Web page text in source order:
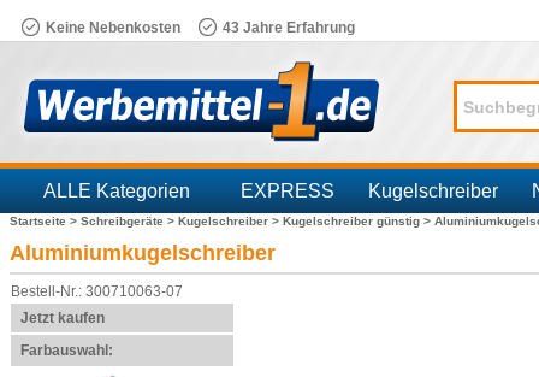
Keine Nebenkosten 43 Jahre Erfahrung
ALLE Kategorien EXPRESS Kugelschreiber
Branchen
Startseite > Schreibgeräte > Kugelschreiber > Kugelschreiber günstig >
Aluminiumkugelschreiber
Bestell-Nr.: 300710063-07
Jetzt kaufen
Farbauswahl: